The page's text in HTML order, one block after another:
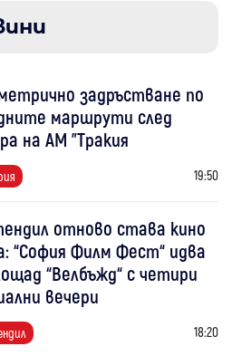
задръстване по
маршрути след
на АМ "Тракия
19:50
отново става кино
“София Филм Фест“ идва
“Велбъжд“ с четири
вечери
18:20